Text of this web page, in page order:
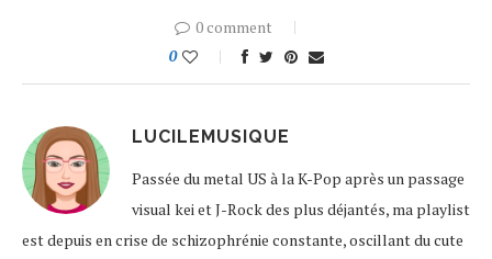
0 comment
0
LUCILEMUSIQUE
Passée du metal US à la K-Pop après un passage
visual kei et J-Rock des plus déjantés, ma playlist
est depuis en crise de schizophrénie constante, oscillant du cute